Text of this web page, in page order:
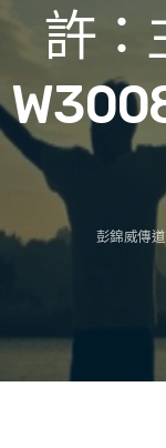
許：
彭錦威傳道